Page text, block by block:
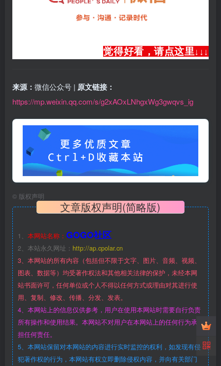
觉得好看，请点这里↓ ↓ ↓
来源： 微信公众号 | 原文链接：
https://mp.weixin.qq.com/s/g2xAOxLNhgxWg3gwqvs_ig
© 版权声明
文章版权声明(简略版)
1、 本网站名称： GOGO社区
2、本站永久网址： http://ap.cpolar.cn
3、本网站的所有内容（包括但不限于文字、图片、音频、视频、
图表、数据等）均受著作权法和其他相关法律的保护，未经本网
站书面许可，任何单位或个人不得以任何方式或理由对其进行使
用、复制、修改、传播、分发、发表。
4、本网站上的信息仅供参考，用户在使用本网站时需要自行负责
所有操作和使用结果。本网站不对用户在本网站上的任何行为承
担任何责任。
5、本网站保留对本网站的内容进行实时监控的权利，如发现有侵
犯著作权的行为，本网站有权立即删除侵权内容，并向有关部门